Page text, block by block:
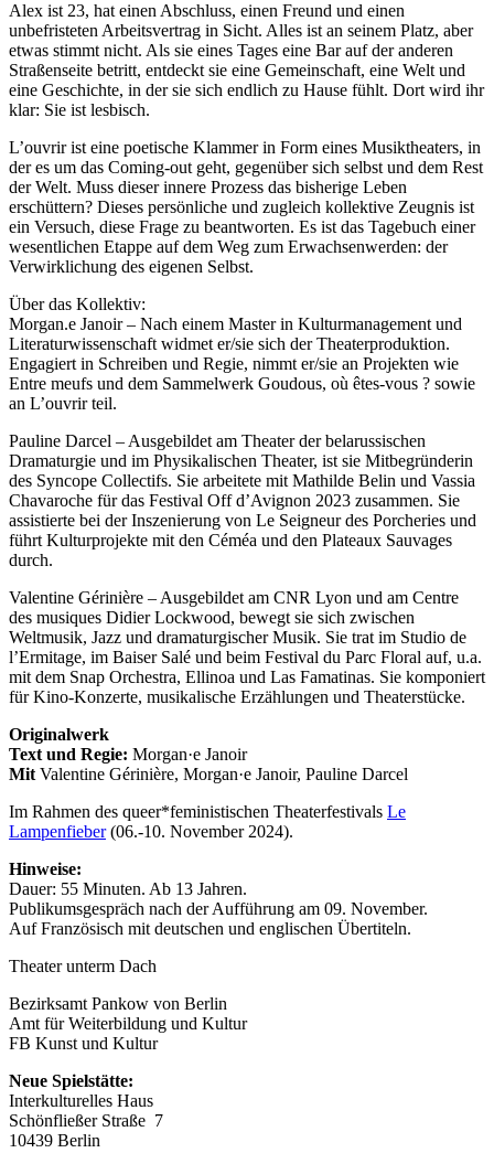
Alex ist 23, hat einen Abschluss, einen Freund und einen
unbefristeten Arbeitsvertrag in Sicht. Alles ist an seinem Platz, aber
etwas stimmt nicht. Als sie eines Tages eine Bar auf der anderen
Straßenseite betritt, entdeckt sie eine Gemeinschaft, eine Welt und
eine Geschichte, in der sie sich endlich zu Hause fühlt. Dort wird ihr
klar: Sie ist lesbisch.
L’ouvrir ist eine poetische Klammer in Form eines Musiktheaters, in
der es um das Coming-out geht, gegenüber sich selbst und dem Rest
der Welt. Muss dieser innere Prozess das bisherige Leben
erschüttern? Dieses persönliche und zugleich kollektive Zeugnis ist
ein Versuch, diese Frage zu beantworten. Es ist das Tagebuch einer
wesentlichen Etappe auf dem Weg zum Erwachsenwerden: der
Verwirklichung des eigenen Selbst.
Über das Kollektiv:
Morgan.e Janoir – Nach einem Master in Kulturmanagement und
Literaturwissenschaft widmet er/sie sich der Theaterproduktion.
Engagiert in Schreiben und Regie, nimmt er/sie an Projekten wie
Entre meufs und dem Sammelwerk Goudous, où êtes-vous ? sowie
an L’ouvrir teil.
Pauline Darcel – Ausgebildet am Theater der belarussischen
Dramaturgie und im Physikalischen Theater, ist sie Mitbegründerin
des Syncope Collectifs. Sie arbeitete mit Mathilde Belin und Vassia
Chavaroche für das Festival Off d’Avignon 2023 zusammen. Sie
assistierte bei der Inszenierung von Le Seigneur des Porcheries und
führt Kulturprojekte mit den Céméa und den Plateaux Sauvages
durch.
Valentine Gérinière – Ausgebildet am CNR Lyon und am Centre
des musiques Didier Lockwood, bewegt sie sich zwischen
Weltmusik, Jazz und dramaturgischer Musik. Sie trat im Studio de
l’Ermitage, im Baiser Salé und beim Festival du Parc Floral auf, u.a.
mit dem Snap Orchestra, Ellinoa und Las Famatinas. Sie komponiert
für Kino-Konzerte, musikalische Erzählungen und Theaterstücke.
Originalwerk
Text und Regie: Morgan·e Janoir
Mit Valentine Gérinière, Morgan·e Janoir, Pauline Darcel
Im Rahmen des queer*feministischen Theaterfestivals Le
Lampenfieber(06.-10. November 2024).
Hinweise:
Dauer: 55 Minuten. Ab 13 Jahren.
Publikumsgespräch nach der Aufführung am 09. November.
Auf Französisch mit deutschen und englischen Übertiteln.
Theater unterm Dach
Bezirksamt Pankow von Berlin
Amt für Weiterbildung und Kultur
FB Kunst und Kultur
Neue Spielstätte:
Interkulturelles Haus
Schönfließer Straße 7
10439 Berlin